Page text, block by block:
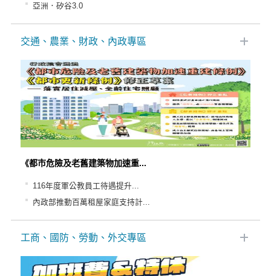
亞洲．矽谷3.0
交通、農業、財政、內政專區
《都市危險及老舊建築物加速重...
116年度軍公教員工待遇提升...
內政部推動百萬租屋家庭支持計...
工商、國防、勞動、外交專區